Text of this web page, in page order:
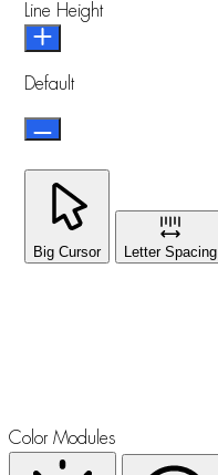
Line Height
Default
Big Cursor Letter Spacing
Color Modules